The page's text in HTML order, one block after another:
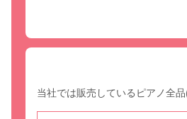
当社では販売しているピアノ全